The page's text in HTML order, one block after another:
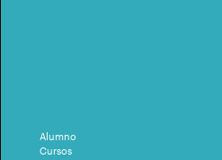
Alumno
Cursos